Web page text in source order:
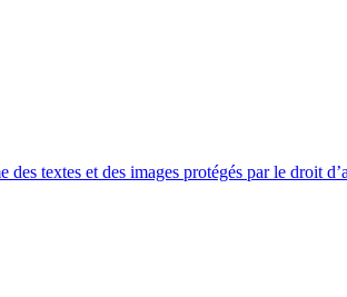
textes et des images protégés par le droit